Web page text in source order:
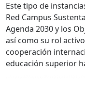
Este tipo de
Red Campus
Agenda 2030 y los
así como su rol
cooperación
educación superior